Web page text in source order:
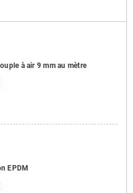
à air 9 mm au mètre
EPDM